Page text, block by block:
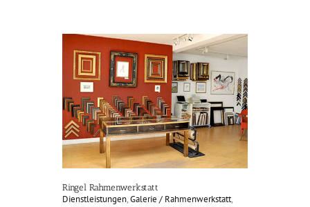
Ringel Rahmenwerkstatt
Dienstleistungen,Galerie / Rahmenwerkstatt,